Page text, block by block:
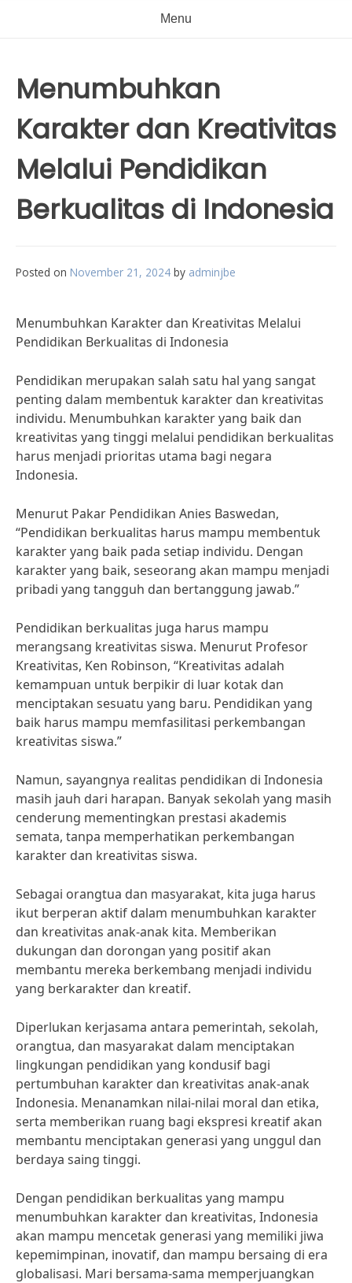
Menu
Menumbuhkan
Karakter dan Kreativitas
Melalui Pendidikan
Berkualitas di Indonesia
Posted on November 21, 2024 by adminjbe
Menumbuhkan Karakter dan Kreativitas Melalui
Pendidikan Berkualitas di Indonesia
Pendidikan merupakan salah satu hal yang sangat
penting dalam membentuk karakter dan kreativitas
individu. Menumbuhkan karakter yang baik dan
kreativitas yang tinggi melalui pendidikan berkualitas
harus menjadi prioritas utama bagi negara
Indonesia.
Menurut Pakar Pendidikan Anies Baswedan,
“Pendidikan berkualitas harus mampu membentuk
karakter yang baik pada setiap individu. Dengan
karakter yang baik, seseorang akan mampu menjadi
pribadi yang tangguh dan bertanggung jawab.”
Pendidikan berkualitas juga harus mampu
merangsang kreativitas siswa. Menurut Profesor
Kreativitas, Ken Robinson, “Kreativitas adalah
kemampuan untuk berpikir di luar kotak dan
menciptakan sesuatu yang baru. Pendidikan yang
baik harus mampu memfasilitasi perkembangan
kreativitas siswa.”
Namun, sayangnya realitas pendidikan di Indonesia
masih jauh dari harapan. Banyak sekolah yang masih
cenderung mementingkan prestasi akademis
semata, tanpa memperhatikan perkembangan
karakter dan kreativitas siswa.
Sebagai orangtua dan masyarakat, kita juga harus
ikut berperan aktif dalam menumbuhkan karakter
dan kreativitas anak-anak kita. Memberikan
dukungan dan dorongan yang positif akan
membantu mereka berkembang menjadi individu
yang berkarakter dan kreatif.
Diperlukan kerjasama antara pemerintah, sekolah,
orangtua, dan masyarakat dalam menciptakan
lingkungan pendidikan yang kondusif bagi
pertumbuhan karakter dan kreativitas anak-anak
Indonesia. Menanamkan nilai-nilai moral dan etika,
serta memberikan ruang bagi ekspresi kreatif akan
membantu menciptakan generasi yang unggul dan
berdaya saing tinggi.
Dengan pendidikan berkualitas yang mampu
menumbuhkan karakter dan kreativitas, Indonesia
akan mampu mencetak generasi yang memiliki jiwa
kepemimpinan, inovatif, dan mampu bersaing di era
globalisasi. Mari bersama-sama memperjuangkan